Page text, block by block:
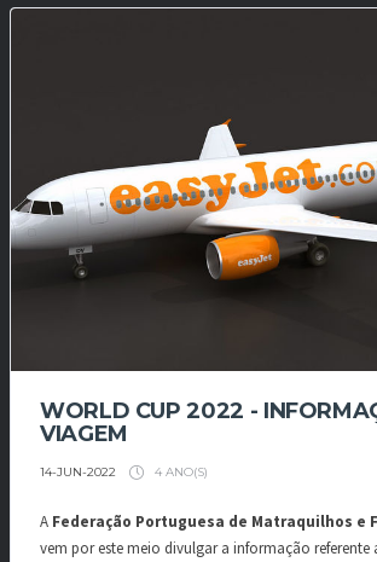
WORLD CUP 2022 -
VIAGEM
14-JUN-2022 4 ANO(S)
A Federação Portuguesa de Matraquilhos e
vem por este meio divulgar a informação